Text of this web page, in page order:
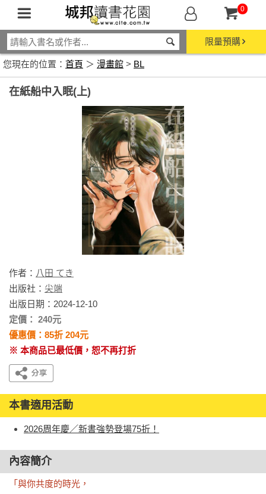
0
限量預購
您現在的位置： 首頁 ＞ 漫畫館 > BL
在紙船中入眠(上)
作者： 八田 てき
出版社： 尖端
出版日期：2024-12-10
定價： 240元
優惠價：85折 204元
※ 本商品已最低價，恕不再打折
本書適用活動
2026周年慶／新書強勢登場75折！
內容簡介
「與你共度的時光，